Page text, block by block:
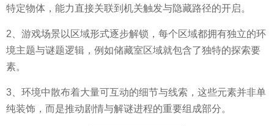
特定物体，能力直接关联到机关触发与隐藏路径的开启。
2、游戏场景以区域形式逐步解锁，每个区域都拥有独立的环
境主题与谜题逻辑，例如储藏室区域就包含了独特的探索要
素。
3、环境中散布着大量可互动的细节与线索，这些元素并非单
纯装饰，而是推动剧情与解谜进程的重要组成部分。